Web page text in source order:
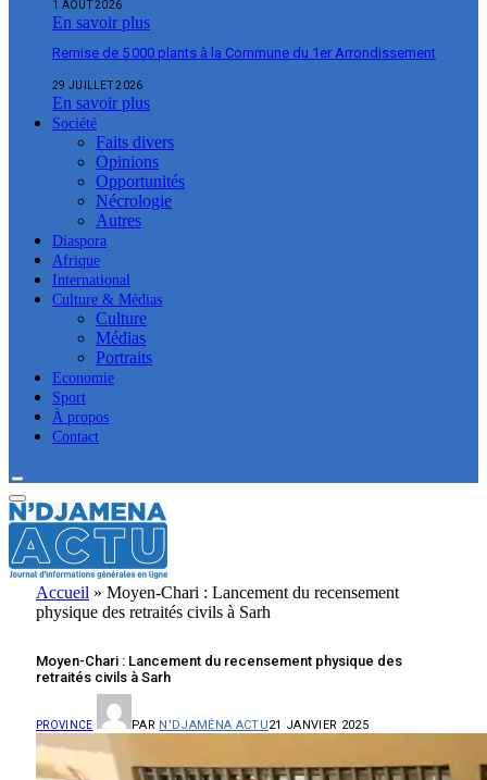
1 AOÛT 2026
En savoir plus
Remise de 5 000 plants à la Commune du 1er Arrondissement
29 JUILLET 2026
En savoir plus
Société
Faits divers
Opinions
Opportunités
Nécrologie
Autres
Diaspora
Afrique
International
Culture & Médias
Culture
Médias
Portraits
Economie
Sport
À propos
Contact
Accueil » Moyen-Chari : Lancement du recensement
physique des retraités civils à Sarh
Moyen-Chari : Lancement du recensement physique des
retraités civils à Sarh
PROVINCE PAR N'DJAMÉNA ACTU21 JANVIER 2025